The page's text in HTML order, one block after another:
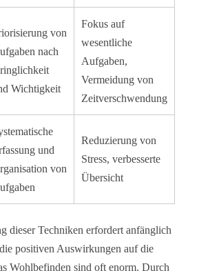
von
nach
Wichtigkeit
Fokus auf
wesentliche
Aufgaben,
Vermeidung von
Zeitverschwendung
und
von
Reduzierung von
Stress, verbesserte
Übersicht
dieser Techniken erfordert anfänglich
positiven Auswirkungen auf die
Wohlbefinden sind oft enorm. Durch